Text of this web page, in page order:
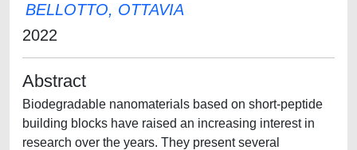
BELLOTTO, OTTAVIA
2022
Abstract
Biodegradable nanomaterials based on short-peptide
building blocks have raised an increasing interest in
research over the years. They present several